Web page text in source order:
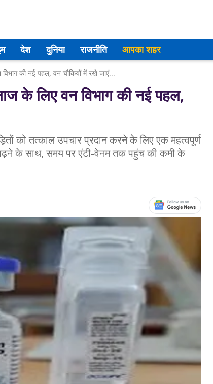
देश दुनिया राजनीति आपका शहर
Uttarakhand News: सर्पदंश के इलाज के लिए वन विभाग की नई पहल, वन चौकियों में रखे जाएंगे एंटी वेनम
के लिए वन विभाग की नई पहल,
को तत्काल उपचार प्रदान करने के लिए एक महत्वपूर्ण
के साथ, समय पर एंटी-वेनम तक पहुंच की कमी के